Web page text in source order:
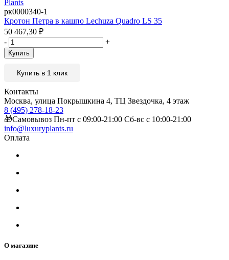
рк0000340-1
Кротон Петра в кашпо Lechuza Quadro LS 35
50 467,30 ₽
-
+
Купить
Купить в 1 клик
Контакты
Москва, улица Покрышкина 4, ТЦ Звездочка, 4 этаж
8 (495) 278-18-23
🎁Самовывоз Пн-пт с 09:00-21:00 Сб-вс с 10:00-21:00
info@luxuryplants.ru
Оплата
О магазине